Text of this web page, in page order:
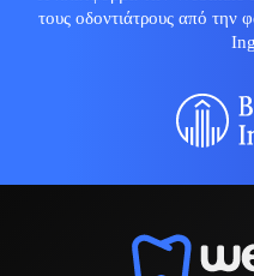
τους οδοντιάτρους από την